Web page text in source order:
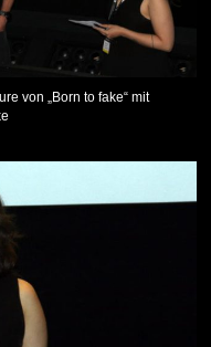
von „Born to fake“ mit